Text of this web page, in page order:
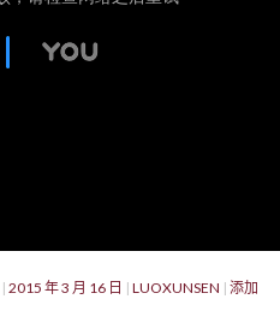
2015 年 3 月 16 日 LUOXUNSEN 添加